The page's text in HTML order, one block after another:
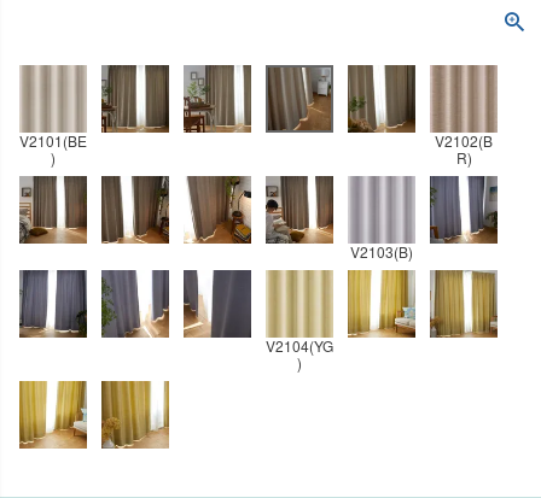
V2101(BE
)
V2102(B
R)
V2103(B)
V2104(YG
)